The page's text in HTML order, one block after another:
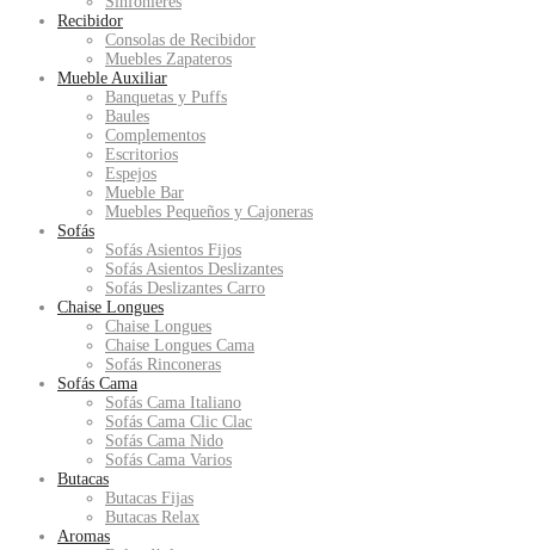
Recibidor
Consolas de Recibidor
Muebles Zapateros
Mueble Auxiliar
Banquetas y Puffs
Baules
Complementos
Escritorios
Espejos
Mueble Bar
Muebles Pequeños y Cajoneras
Sofás
Sofás Asientos Fijos
Sofás Asientos Deslizantes
Sofás Deslizantes Carro
Chaise Longues
Chaise Longues
Chaise Longues Cama
Sofás Rinconeras
Sofás Cama
Sofás Cama Italiano
Sofás Cama Clic Clac
Sofás Cama Nido
Sofás Cama Varios
Butacas
Butacas Fijas
Butacas Relax
Aromas